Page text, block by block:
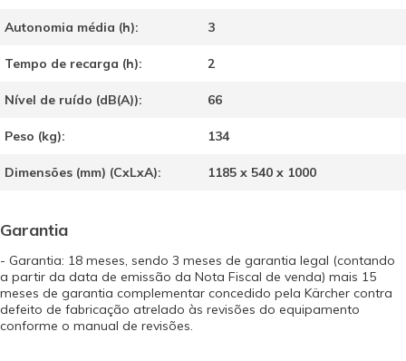
Autonomia média (h): 3
Tempo de recarga (h): 2
Nível de ruído (dB(A)): 66
Peso (kg): 134
Dimensões (mm) (CxLxA): 1185 x 540 x 1000
Garantia
- Garantia: 18 meses, sendo 3 meses de garantia legal (contando
a partir da data de emissão da Nota Fiscal de venda) mais 15
meses de garantia complementar concedido pela Kärcher contra
defeito de fabricação atrelado às revisões do equipamento
conforme o manual de revisões.